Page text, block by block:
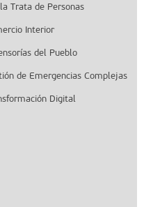
Trata de Personas
Interior
del Pueblo
de Emergencias Complejas
Digital